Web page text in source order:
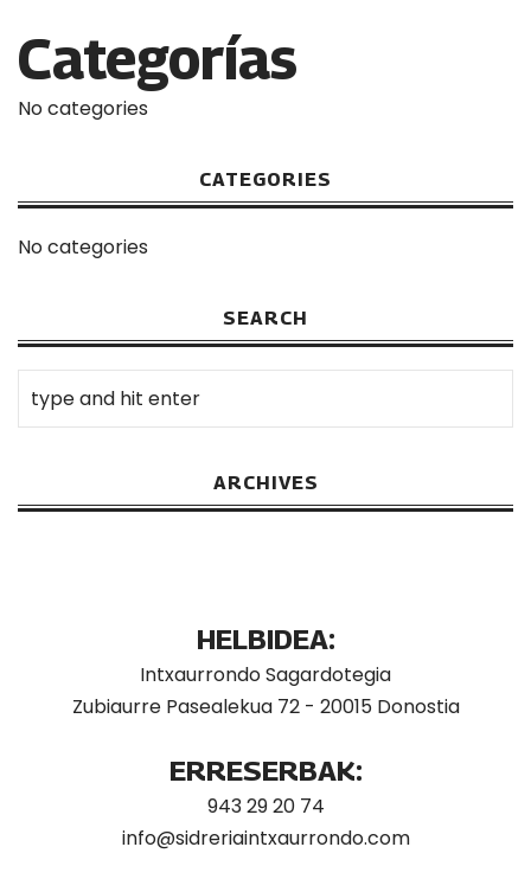
Categorías
No categories
CATEGORIES
No categories
SEARCH
ARCHIVES
HELBIDEA:
Intxaurrondo Sagardotegia
Zubiaurre Pasealekua 72 - 20015 Donostia
ERRESERBAK:
943 29 20 74
info@sidreriaintxaurrondo.com